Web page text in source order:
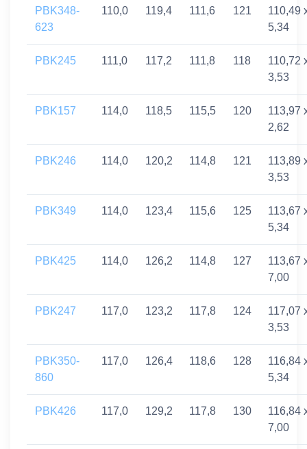
PBK348-
623
110,0 119,4 111,6 121
110,49
5,34
PBK245 111,0 117,2 111,8 118
110,72
3,53
PBK157 114,0 118,5 115,5 120
113,97
2,62
PBK246 114,0 120,2 114,8 121
113,89
3,53
PBK349 114,0 123,4 115,6 125
113,67
5,34
PBK425 114,0 126,2 114,8 127
113,67
7,00
PBK247 117,0 123,2 117,8 124
117,07
3,53
PBK350-
860
117,0 126,4 118,6 128
116,84
5,34
PBK426 117,0 129,2 117,8 130
116,84
7,00